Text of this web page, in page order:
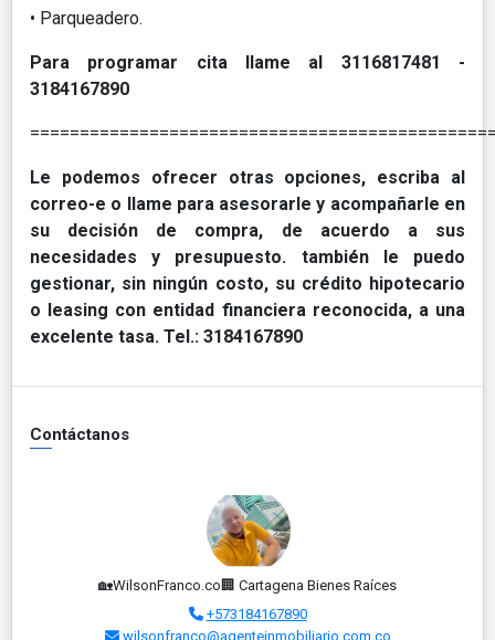
• Parqueadero.
Para programar cita llame al 3116817481 -
3184167890
Le podemos ofrecer otras opciones, escriba al
correo-e o llame para asesorarle y acompañarle en
su decisión de compra, de acuerdo a sus
necesidades y presupuesto. también le puedo
gestionar, sin ningún costo, su crédito hipotecario
o leasing con entidad financiera reconocida, a una
excelente tasa. Tel.: 3184167890
Contáctanos
🏡WilsonFranco.co🏢 Cartagena Bienes Raíces
+573184167890
wilsonfranco@agenteinmobiliario.com.co